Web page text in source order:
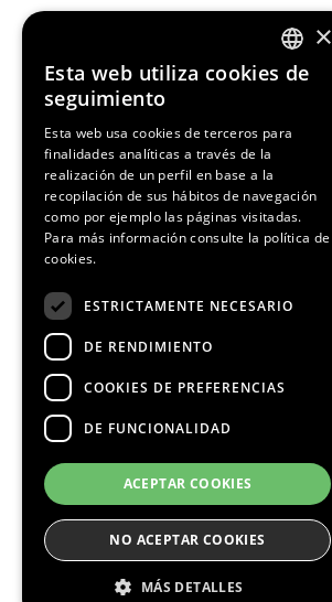
ENGLISH
×
Esta web utiliza cookies de
seguimiento
Esta web usa cookies de terceros para
finalidades analíticas a través de la
realización de un perfil en base a la
recopilación de sus hábitos de navegación
como por ejemplo las páginas visitadas.
Para más información consulte la política de
cookies.
ESTRICTAMENTE NECESARIO
DE RENDIMIENTO
COOKIES DE PREFERENCIAS
DE FUNCIONALIDAD
ACEPTAR COOKIES
NO ACEPTAR COOKIES
MÁS DETALLES